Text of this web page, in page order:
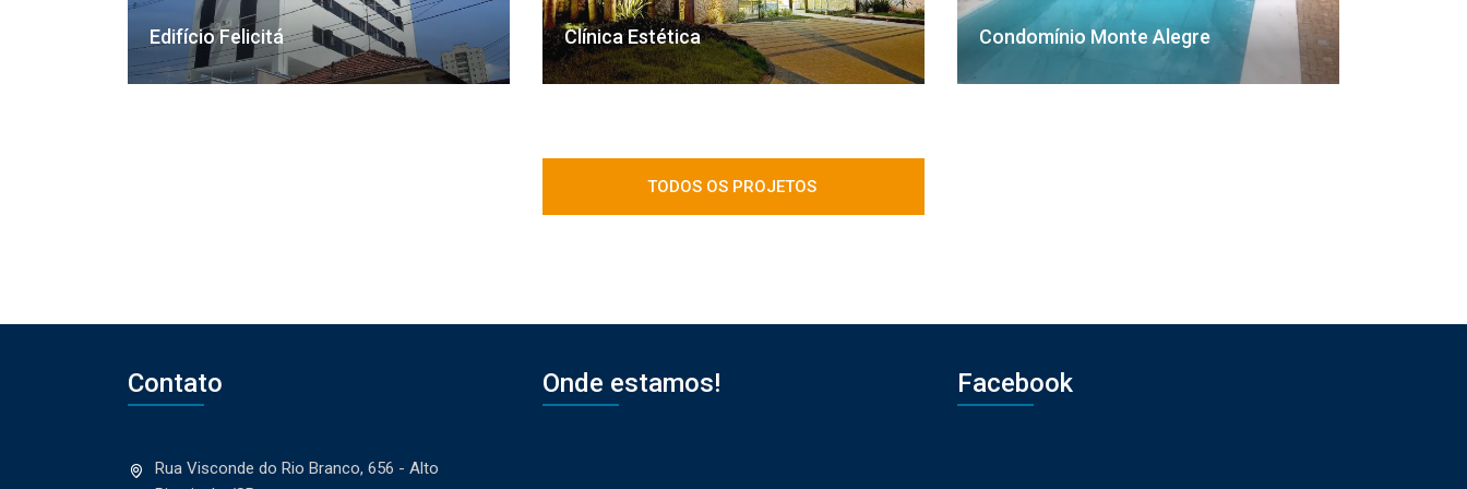
Edifício Felicitá Clínica Estética Condomínio Monte Alegre
TODOS OS PROJETOS
Contato
Rua Visconde do Rio Branco, 656 - Alto
Onde estamos! Facebook